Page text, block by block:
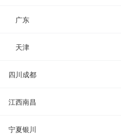
广东
天津
四川成都
江西南昌
宁夏银川